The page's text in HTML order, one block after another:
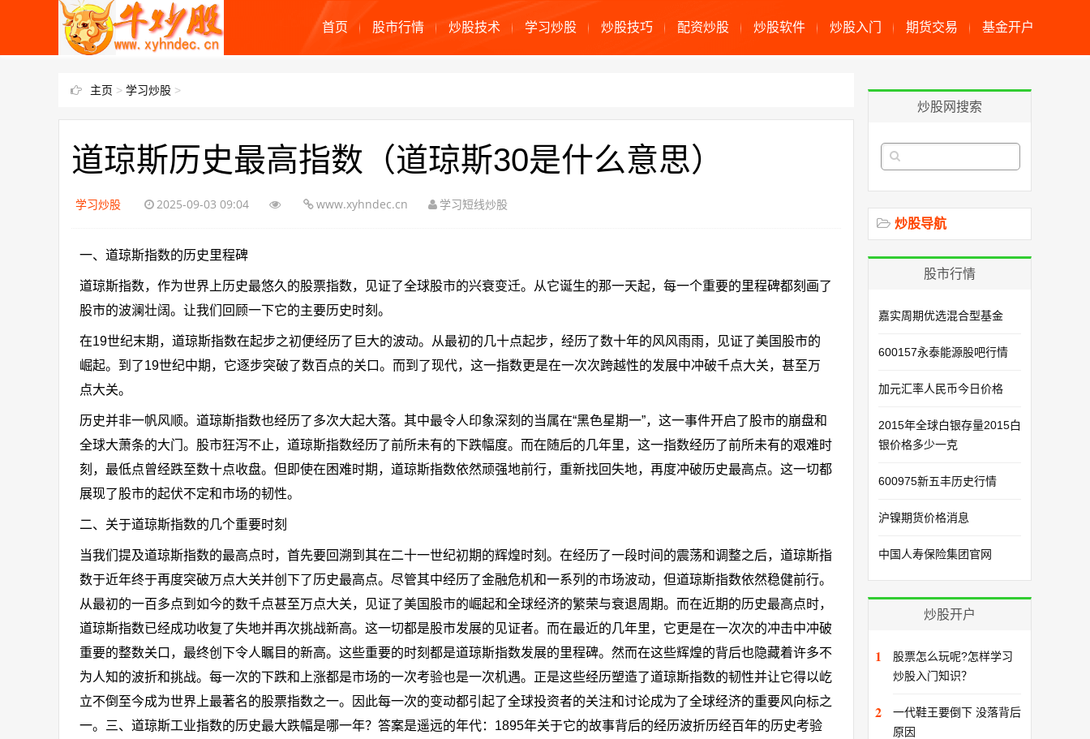
首页 股市行情 炒股技术 学习炒股 炒股技巧 配资炒股 炒股软件 炒股入门 期货交易 基金开户
主页 > 学习炒股 >
道琼斯历史最高指数（道琼斯30是什么意思）
学习炒股 2025-09-03 09:04 www.xyhndec.cn 学习短线炒股
一、道琼斯指数的历史里程碑
道琼斯指数，作为世界上历史最悠久的股票指数，见证了全球股市的兴衰变迁。从它诞生的那一天起，每一个重要的里程碑都刻画了
股市的波澜壮阔。让我们回顾一下它的主要历史时刻。
在19世纪末期，道琼斯指数在起步之初便经历了巨大的波动。从最初的几十点起步，经历了数十年的风风雨雨，见证了美国股市的
崛起。到了19世纪中期，它逐步突破了数百点的关口。而到了现代，这一指数更是在一次次跨越性的发展中冲破千点大关，甚至万
点大关。
历史并非一帆风顺。道琼斯指数也经历了多次大起大落。其中最令人印象深刻的当属在“黑色星期一”，这一事件开启了股市的崩盘和
全球大萧条的大门。股市狂泻不止，道琼斯指数经历了前所未有的下跌幅度。而在随后的几年里，这一指数经历了前所未有的艰难时
刻，最低点曾经跌至数十点收盘。但即使在困难时期，道琼斯指数依然顽强地前行，重新找回失地，再度冲破历史最高点。这一切都
展现了股市的起伏不定和市场的韧性。
二、关于道琼斯指数的几个重要时刻
当我们提及道琼斯指数的最高点时，首先要回溯到其在二十一世纪初期的辉煌时刻。在经历了一段时间的震荡和调整之后，道琼斯指
数于近年终于再度突破万点大关并创下了历史最高点。尽管其中经历了金融危机和一系列的市场波动，但道琼斯指数依然稳健前行。
从最初的一百多点到如今的数千点甚至万点大关，见证了美国股市的崛起和全球经济的繁荣与衰退周期。而在近期的历史最高点时，
道琼斯指数已经成功收复了失地并再次挑战新高。这一切都是股市发展的见证者。而在最近的几年里，它更是在一次次的冲击中冲破
重要的整数关口，最终创下令人瞩目的新高。这些重要的时刻都是道琼斯指数发展的里程碑。然而在这些辉煌的背后也隐藏着许多不
为人知的波折和挑战。每一次的下跌和上涨都是市场的一次考验也是一次机遇。正是这些经历塑造了道琼斯指数的韧性并让它得以屹
立不倒至今成为世界上最著名的股票指数之一。因此每一次的变动都引起了全球投资者的关注和讨论成为了全球经济的重要风向标之
一。三、道琼斯工业指数的历史最大跌幅是哪一年？答案是遥远的年代：1895年关于它的故事背后的经历波折历经百年的历史考验
炒股网搜索
炒股导航
股市行情
嘉实周期优选混合型基金
600157永泰能源股吧行情
加元汇率人民币今日价格
2015年全球白银存量2015白
银价格多少一克
600975新五丰历史行情
沪镍期货价格消息
中国人寿保险集团官网
炒股开户
1
股票怎么玩呢?怎样学习
炒股入门知识？
2
一代鞋王要倒下 没落背后
原因